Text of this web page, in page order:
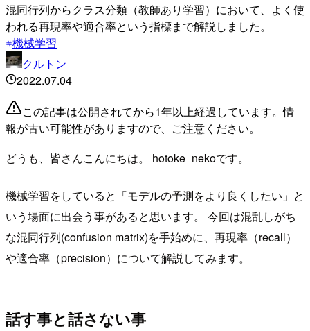
混同行列からクラス分類（教師あり学習）において、よく使
われる再現率や適合率という指標まで解説しました。
機械学習
クルトン
2022.07.04
この記事は公開されてから1年以上経過しています。情
報が古い可能性がありますので、ご注意ください。
どうも、皆さんこんにちは。 hotoke_nekoです。
機械学習をしていると「モデルの予測をより良くしたい」と
いう場面に出会う事があると思います。 今回は混乱しがち
な混同行列(confusion matrix)を手始めに、再現率（recall）
や適合率（precision）について解説してみます。
話す事と話さない事